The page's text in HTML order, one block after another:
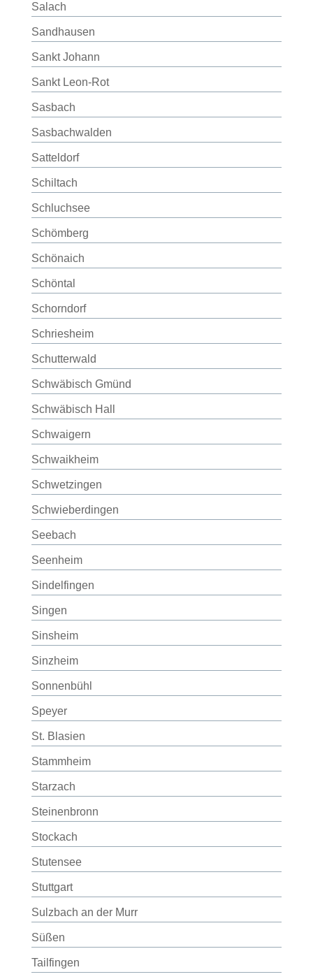
Salach
Sandhausen
Sankt Johann
Sankt Leon-Rot
Sasbach
Sasbachwalden
Satteldorf
Schiltach
Schluchsee
Schömberg
Schönaich
Schöntal
Schorndorf
Schriesheim
Schutterwald
Schwäbisch Gmünd
Schwäbisch Hall
Schwaigern
Schwaikheim
Schwetzingen
Schwieberdingen
Seebach
Seenheim
Sindelfingen
Singen
Sinsheim
Sinzheim
Sonnenbühl
Speyer
St. Blasien
Stammheim
Starzach
Steinenbronn
Stockach
Stutensee
Stuttgart
Sulzbach an der Murr
Süßen
Tailfingen